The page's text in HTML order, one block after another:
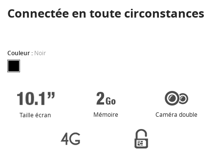
Connectée en toute circonstances
Couleur : Noir
Taille écran Mémoire Caméra double